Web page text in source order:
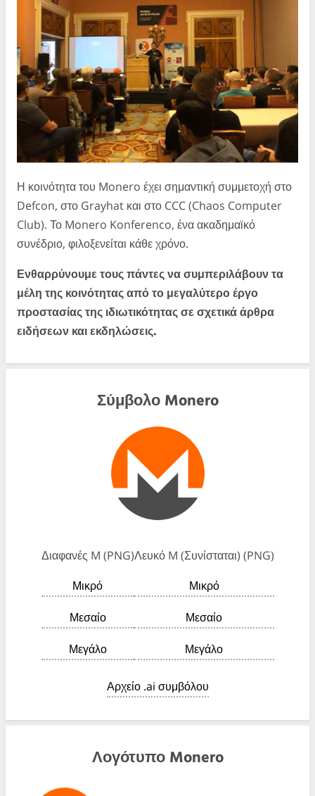
Η κοινότητα του Monero έχει σημαντική συμμετοχή στο
Defcon, στο Grayhat και στο CCC (Chaos Computer
Club). Το Monero Konferenco, ένα ακαδημαϊκό
συνέδριο, φιλοξενείται κάθε χρόνο.
Ενθαρρύνουμε τους πάντες να συμπεριλάβουν τα
μέλη της κοινότητας από το μεγαλύτερο έργο
προστασίας της ιδιωτικότητας σε σχετικά άρθρα
ειδήσεων και εκδηλώσεις.
Σύμβολο Monero
Διαφανές M (PNG)
Μικρό
Μεσαίο
Μεγάλο
Λευκό M (Συνίσταται) (PNG)
Μικρό
Μεσαίο
Μεγάλο
Αρχείο .ai συμβόλου
Λογότυπο Monero